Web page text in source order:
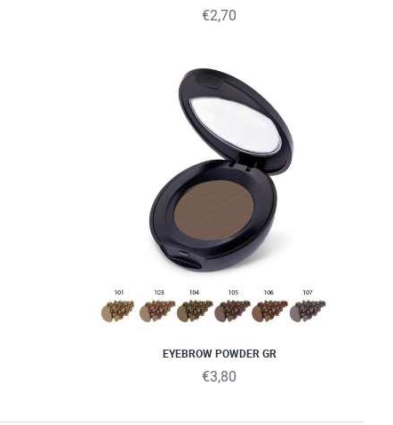
€2,70
EYEBROW POWDER GR
€3,80